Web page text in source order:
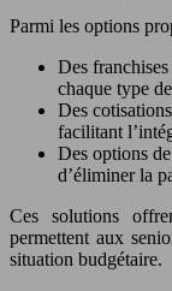
Parmi les options
Des
chaque type
Des
facilitant
Des options
d’éliminer la
Ces solutions
permettent aux
situation budgétaire.